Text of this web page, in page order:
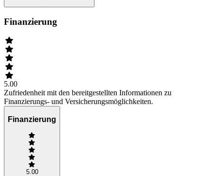
Finanzierung
5.00
Zufriedenheit mit den bereitgestellten Informationen zu
Finanzierungs- und Versicherungsmöglichkeiten.
Finanzierung
5.00